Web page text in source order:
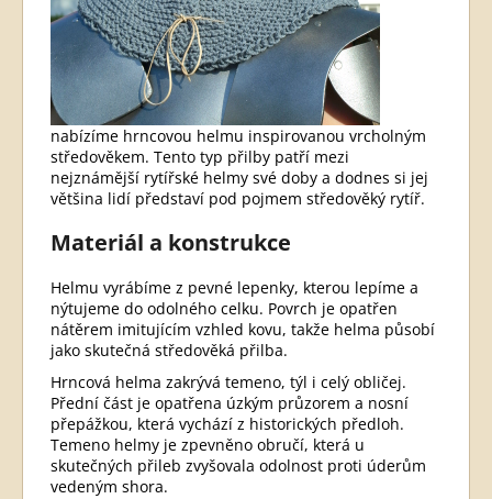
nabízíme hrncovou helmu inspirovanou vrcholným
středověkem. Tento typ přilby patří mezi
nejznámější rytířské helmy své doby a dodnes si jej
většina lidí představí pod pojmem středověký rytíř.
Materiál a konstrukce
Helmu vyrábíme z pevné lepenky, kterou lepíme a
nýtujeme do odolného celku. Povrch je opatřen
nátěrem imitujícím vzhled kovu, takže helma působí
jako skutečná středověká přilba.
Hrncová helma zakrývá temeno, týl i celý obličej.
Přední část je opatřena úzkým průzorem a nosní
přepážkou, která vychází z historických předloh.
Temeno helmy je zpevněno obručí, která u
skutečných přileb zvyšovala odolnost proti úderům
vedeným shora.